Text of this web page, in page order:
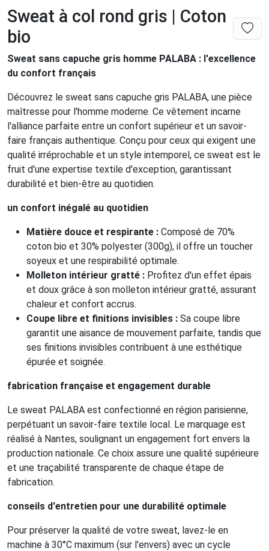
Sweat à col rond gris | Coton
bio
Sweat sans capuche gris homme PALABA : l'excellence
du confort français
Découvrez le sweat sans capuche gris PALABA, une pièce
maîtresse pour l'homme moderne. Ce vêtement incarne
l'alliance parfaite entre un confort supérieur et un savoir-
faire français authentique. Conçu pour ceux qui exigent une
qualité irréprochable et un style intemporel, ce sweat est le
fruit d'une expertise textile d'exception, garantissant
durabilité et bien-être au quotidien.
un confort inégalé au quotidien
Matière douce et respirante : Composé de 70%
coton bio et 30% polyester (300g), il offre un toucher
soyeux et une respirabilité optimale.
Molleton intérieur gratté : Profitez d'un effet épais
et doux grâce à son molleton intérieur gratté, assurant
chaleur et confort accrus.
Coupe libre et finitions invisibles : Sa coupe libre
garantit une aisance de mouvement parfaite, tandis que
ses finitions invisibles contribuent à une esthétique
épurée et soignée.
fabrication française et engagement durable
Le sweat PALABA est confectionné en région parisienne,
perpétuant un savoir-faire textile local. Le marquage est
réalisé à Nantes, soulignant un engagement fort envers la
production nationale. Ce choix assure une qualité supérieure
et une traçabilité transparente de chaque étape de
fabrication.
conseils d'entretien pour une durabilité optimale
Pour préserver la qualité de votre sweat, lavez-le en
machine à 30°C maximum (sur l'envers) avec un cycle